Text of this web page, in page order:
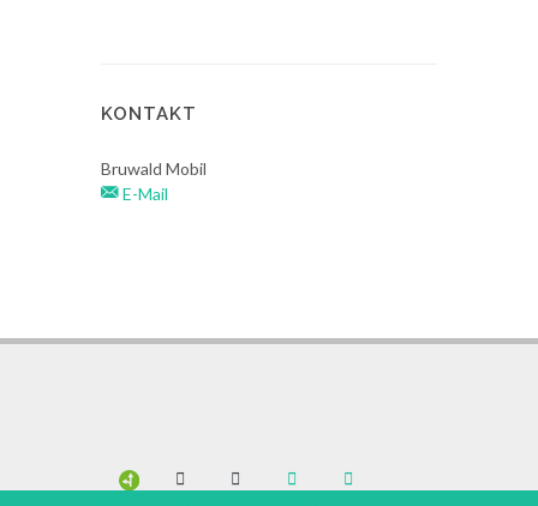
KONTAKT
Bruwald Mobil
E-Mail